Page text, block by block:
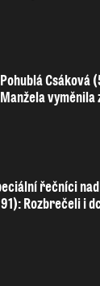
Pohublá Csáková
Manžela vyměnila
řečníci
Rozbrečeli i